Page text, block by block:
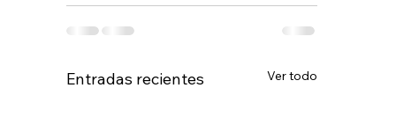
Entradas recientes Ver todo